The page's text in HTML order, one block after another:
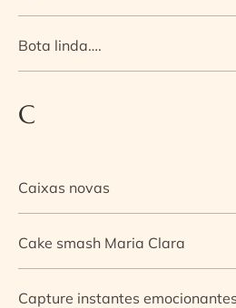
Bota linda….
C
Caixas novas
Cake smash Maria Clara
Capture instantes